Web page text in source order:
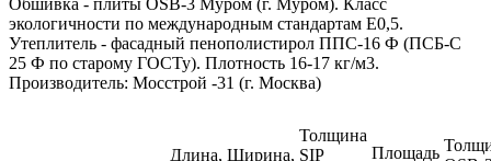
экологичности по международным стандартам Е0,5.
Утеплитель - фасадный пенополистирол ППС-16 Ф (ПСБ-С
25 Ф по старому ГОСТу). Плотность 16-17 кг/м3.
Производитель: Мосстрой -31 (г. Москва)
Длина, Ширина,
Толщина
SIP
Площадь